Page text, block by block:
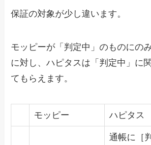
保証の対象が少し違います。
モッピーが「判定中」のものにの
に対し、ハピタスは「判定中」に
てもらえます。
モッピー ハピタス
通帳に［